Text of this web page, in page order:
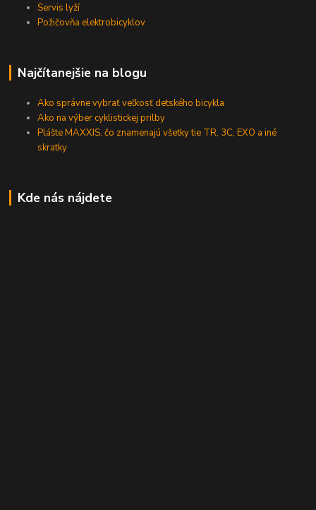
Servis lyží
Požičovňa elektrobicyklov
Najčítanejšie na blogu
Ako správne vybrať veľkosť detského bicykla
Ako na výber cyklistickej prilby
Plášte MAXXIS, čo znamenajú všetky tie TR, 3C, EXO a iné
skratky
Kde nás nájdete